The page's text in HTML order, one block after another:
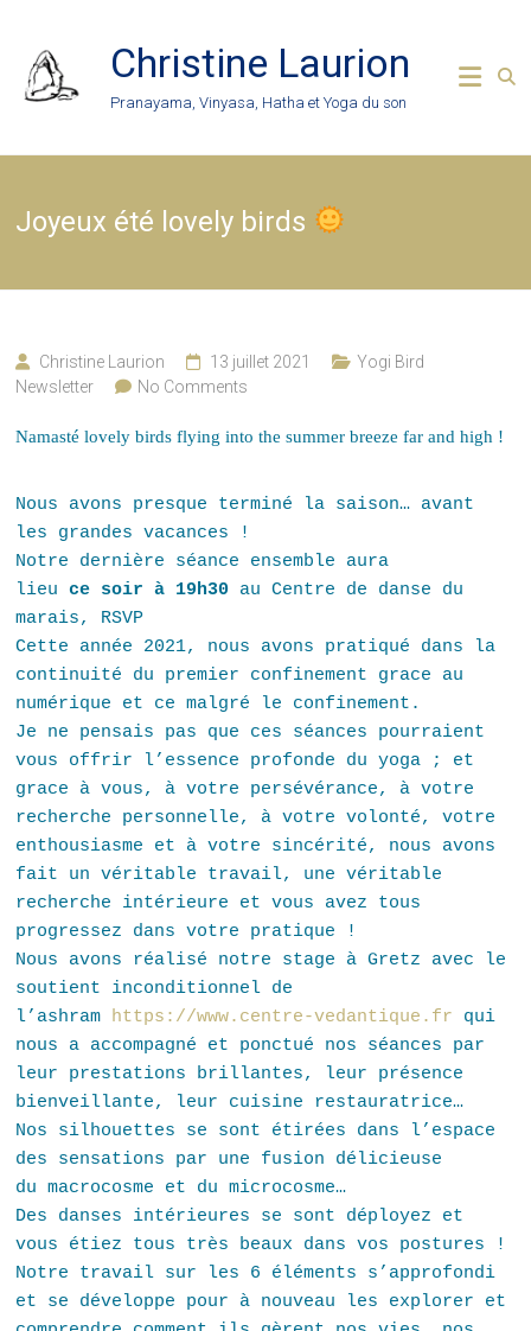
content
Christine Laurion
Pranayama, Vinyasa, Hatha et Yoga du son
Joyeux été lovely birds
Christine Laurion 13 juillet 2021
Yogi Bird
Newsletter
No Comments
Namasté lovely birds flying into the summer breeze far and high !
Nous avons presque terminé la saison… avant
les grandes vacances !
Notre dernière séance ensemble aura
lieuce soir à 19h30 au Centre de danse du
marais, RSVP
Cette année 2021, nous avons pratiqué dans la
continuité du premier confinement grace au
numérique et ce malgré le confinement.
Je ne pensais pas que ces séances pourraient
vous offrir l’essence profonde du yoga ; et
grace à vous, à votre persévérance, à votre
recherche personnelle, à votre volonté, votre
enthousiasme et à votre sincérité, nous avons
fait un véritable travail, une véritable
recherche intérieure et vous avez tous
progressez dans votre pratique !
Nous avons réalisé notre stage à Gretz avec le
soutient inconditionnel de
l’ashram https://www.centre-vedantique.fr qui
nous a accompagné et ponctué nos séances par
leur prestations brillantes, leur présence
bienveillante, leur cuisine restauratrice…
Nos silhouettes se sont étirées dans l’espace
des sensations par une fusion délicieuse
du macrocosme et du microcosme…
Des danses intérieures se sont déployez et
vous étiez tous très beaux dans vos postures !
Notre travail sur les 6 éléments s’approfondi
et se développe pour à nouveau les explorer et